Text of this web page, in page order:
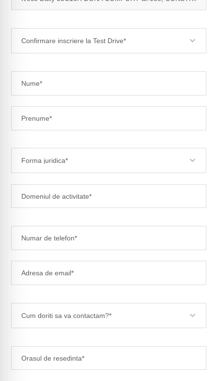
Confirmare inscriere la Test Drive*
Forma juridica*
Cum doriti sa va contactam?*